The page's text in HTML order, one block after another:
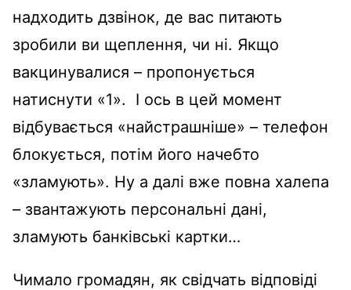
надходить дзвінок, де вас питають
зробили ви щеплення, чи ні. Якщо
вакцинувалися – пропонується
натиснути «1». І ось в цей момент
відбувається «найстрашніше» – телефон
блокується, потім його начебто
«зламують». Ну а далі вже повна халепа
– звантажують персональні дані,
зламують банківські картки…
Чимало громадян, як свідчать відповіді